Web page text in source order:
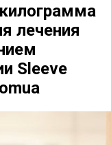
лечения
Sleeve